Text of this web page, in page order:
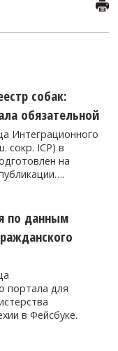
собак:
обязательной
Интеграционного
сокр. ICP) в
на
по данным
портала для
в Фейсбуке.